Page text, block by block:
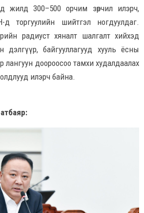
жилд 300–500 орчим зөрчил илэрч,
торгуулийн шийтгэл ногдуулдаг.
радиуст хяналт шалгалт хийхэд
дэлгүүр, байгууллагууд хууль ёсны
лангуун доороосоо тамхи худалдаалах
илэрч байна.